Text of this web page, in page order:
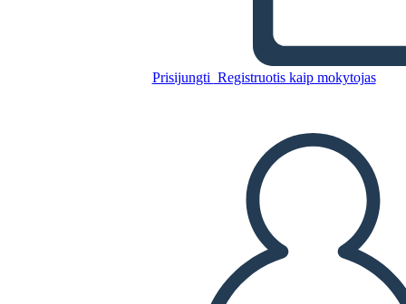
Prisijungti Registruotis kaip mokytojas
PALEISTI SKAIDRIŲ DEMONSTRACIJĄ
SKAITYK MAN